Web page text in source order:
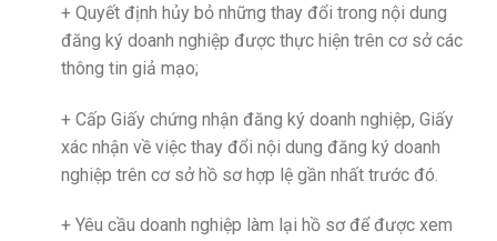
+ Quyết định hủy bỏ những thay đổi trong nội dung
đăng ký doanh nghiệp được thực hiện trên cơ sở các
thông tin giả mạo;
+ Cấp Giấy chứng nhận đăng ký doanh nghiệp, Giấy
xác nhận về việc thay đổi nội dung đăng ký doanh
nghiệp trên cơ sở hồ sơ hợp lệ gần nhất trước đó.
+ Yêu cầu doanh nghiệp làm lại hồ sơ để được xem